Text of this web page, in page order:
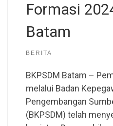
Formasi
Batam
BERITA
BKPSDM Batam –
melalui Badan
Pengembangan
(BKPSDM) telah